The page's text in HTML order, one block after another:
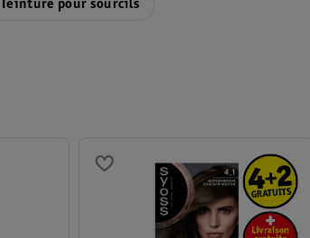
Teinture pour sourcils